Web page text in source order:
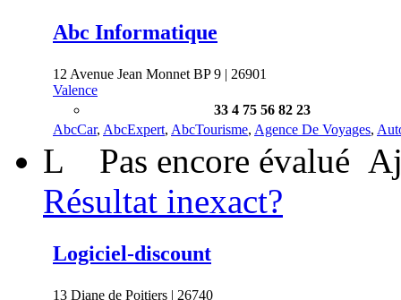
Abc Informatique
12 Avenue Jean Monnet BP 9 | 26901
Valence
33 4 75 56 82 23
AbcCar, AbcExpert, AbcTourisme, Agence De Voyages,
L Pas encore évalué
Résultat inexact?
Logiciel-discount
13 Diane de Poitiers | 26740